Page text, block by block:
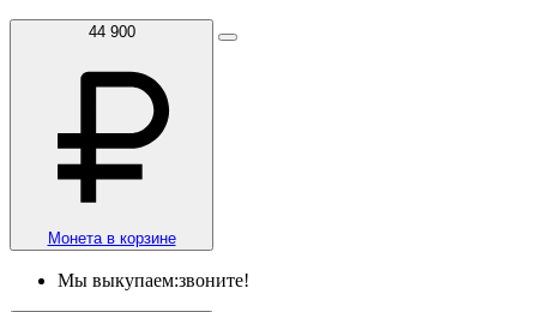
44 900
Монета в корзине
Мы выкупаем:звоните!